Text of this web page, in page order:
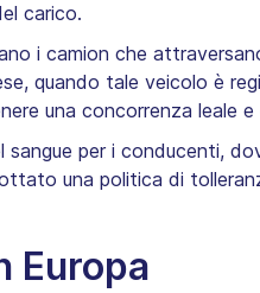
carico.
i camion che
quando tale veicolo è
una concorrenza leale
sangue per i conducenti,
una politica di
Europa